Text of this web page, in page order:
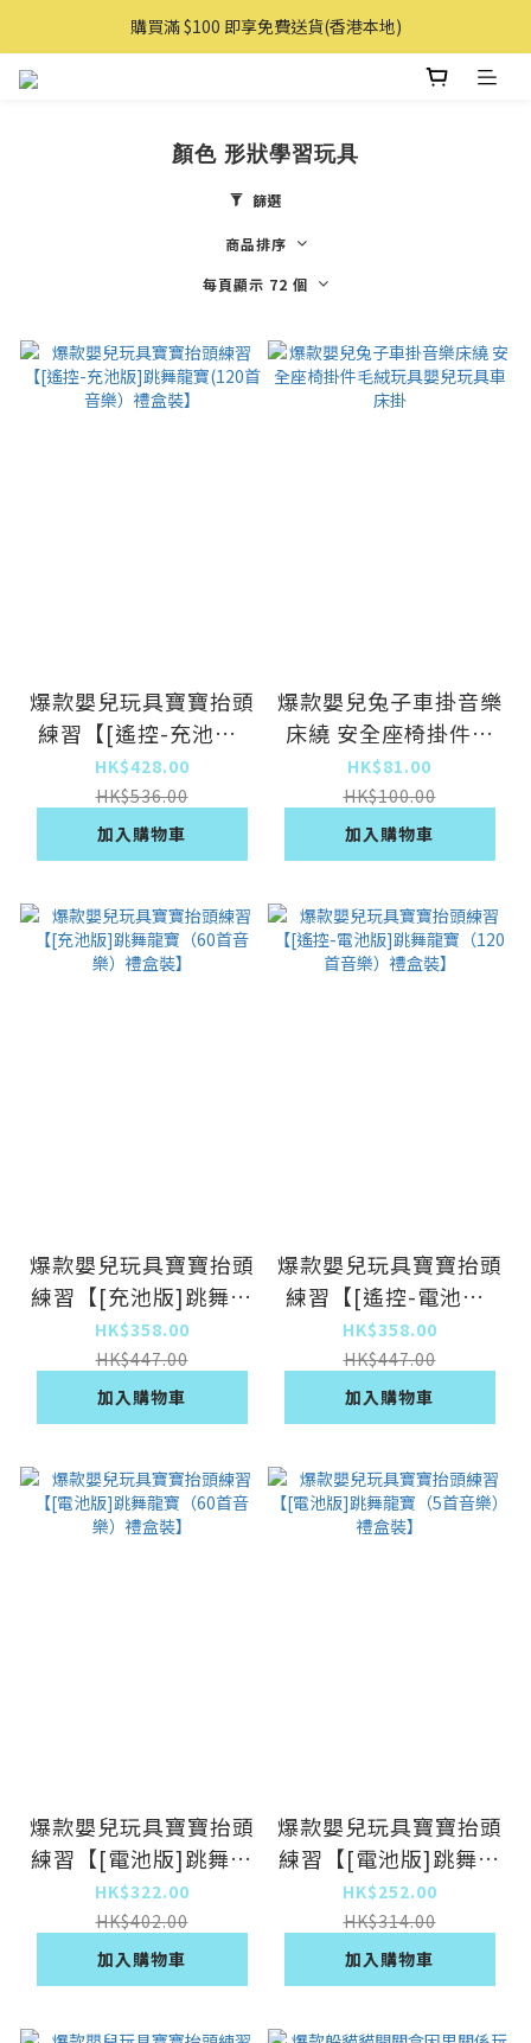
購買滿 $100 即享免費送貨(香港本地)
購買滿 $100 即享免費送貨(香港本地)
顏色 形狀學習玩具
篩選
商品排序
每頁顯示 72 個
爆款嬰兒玩具寶寶抬頭
練習【[遙控-充池版]
跳舞龍寶(120首音
樂）禮盒裝】
HK$428.00
HK$536.00
加入購物車
爆款嬰兒兔子車掛音樂
床繞 安全座椅掛件毛
絨玩具嬰兒玩具車床掛
HK$81.00
HK$100.00
加入購物車
爆款嬰兒玩具寶寶抬頭
練習【[充池版]跳舞龍
寶（60首音樂）禮盒
裝】
HK$358.00
HK$447.00
加入購物車
爆款嬰兒玩具寶寶抬頭
練習【[遙控-電池版]
跳舞龍寶（120首音
樂）禮盒裝】
HK$358.00
HK$447.00
加入購物車
爆款嬰兒玩具寶寶抬頭
練習【[電池版]跳舞龍
寶（60首音樂）禮盒
裝】
HK$322.00
HK$402.00
加入購物車
爆款嬰兒玩具寶寶抬頭
練習【[電池版]跳舞龍
寶（5首音樂）禮盒
裝】
HK$252.00
HK$314.00
加入購物車